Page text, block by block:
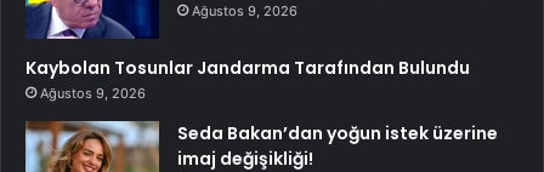
Ağustos 9, 2026
Kaybolan Tosunlar Jandarma Tarafından Bulundu
Ağustos 9, 2026
Seda Bakan’dan yoğun istek üzerine
imaj değişikliği!